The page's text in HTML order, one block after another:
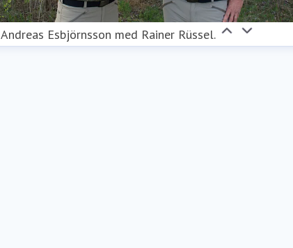
Andreas Esbjörnsson med Rainer Rüssel.